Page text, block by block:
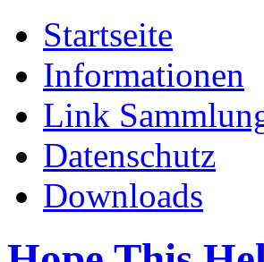
Startseite
Informationen
Link
Datenschutz
Downloads